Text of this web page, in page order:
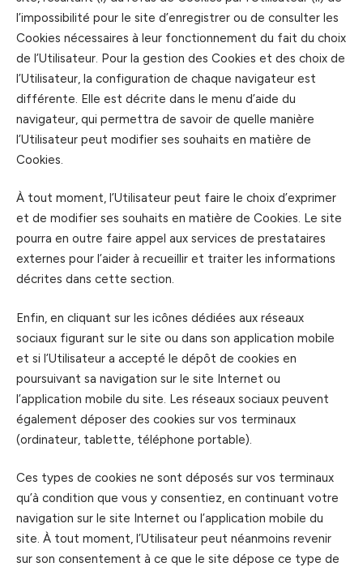
l’impossibilité pour le site d’enregistrer ou de consulter les
Cookies nécessaires à leur fonctionnement du fait du choix
de l’Utilisateur. Pour la gestion des Cookies et des choix de
l’Utilisateur, la configuration de chaque navigateur est
différente. Elle est décrite dans le menu d’aide du
navigateur, qui permettra de savoir de quelle manière
l’Utilisateur peut modifier ses souhaits en matière de
Cookies.
À tout moment, l’Utilisateur peut faire le choix d’exprimer
et de modifier ses souhaits en matière de Cookies. Le site
pourra en outre faire appel aux services de prestataires
externes pour l’aider à recueillir et traiter les informations
décrites dans cette section.
Enfin, en cliquant sur les icônes dédiées aux réseaux
sociaux figurant sur le site ou dans son application mobile
et si l’Utilisateur a accepté le dépôt de cookies en
poursuivant sa navigation sur le site Internet ou
l’application mobile du site. Les réseaux sociaux peuvent
également déposer des cookies sur vos terminaux
(ordinateur, tablette, téléphone portable).
Ces types de cookies ne sont déposés sur vos terminaux
qu’à condition que vous y consentiez, en continuant votre
navigation sur le site Internet ou l’application mobile du
site. À tout moment, l’Utilisateur peut néanmoins revenir
sur son consentement à ce que le site dépose ce type de